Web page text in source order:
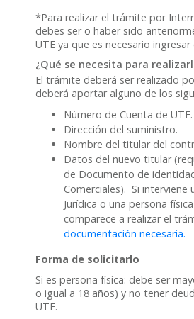
*Para realizar el trámite por
debes ser o haber sido
UTE ya que es necesario
¿Qué se necesita para
El trámite deberá ser realizado
deberá aportar alguno de los
Número de Cuenta de UTE.
Dirección del suministro.
Nombre del titular del
Datos del nuevo titular
de Documento de
Comerciales). Si interviene
Jurídica o una persona
comparece a realizar el
documentación necesaria.
Forma de solicitarlo
Si es persona física: debe ser
o igual a 18 años) y no tener
UTE.